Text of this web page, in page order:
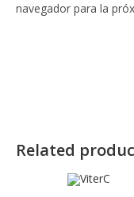
navegador para la
Related